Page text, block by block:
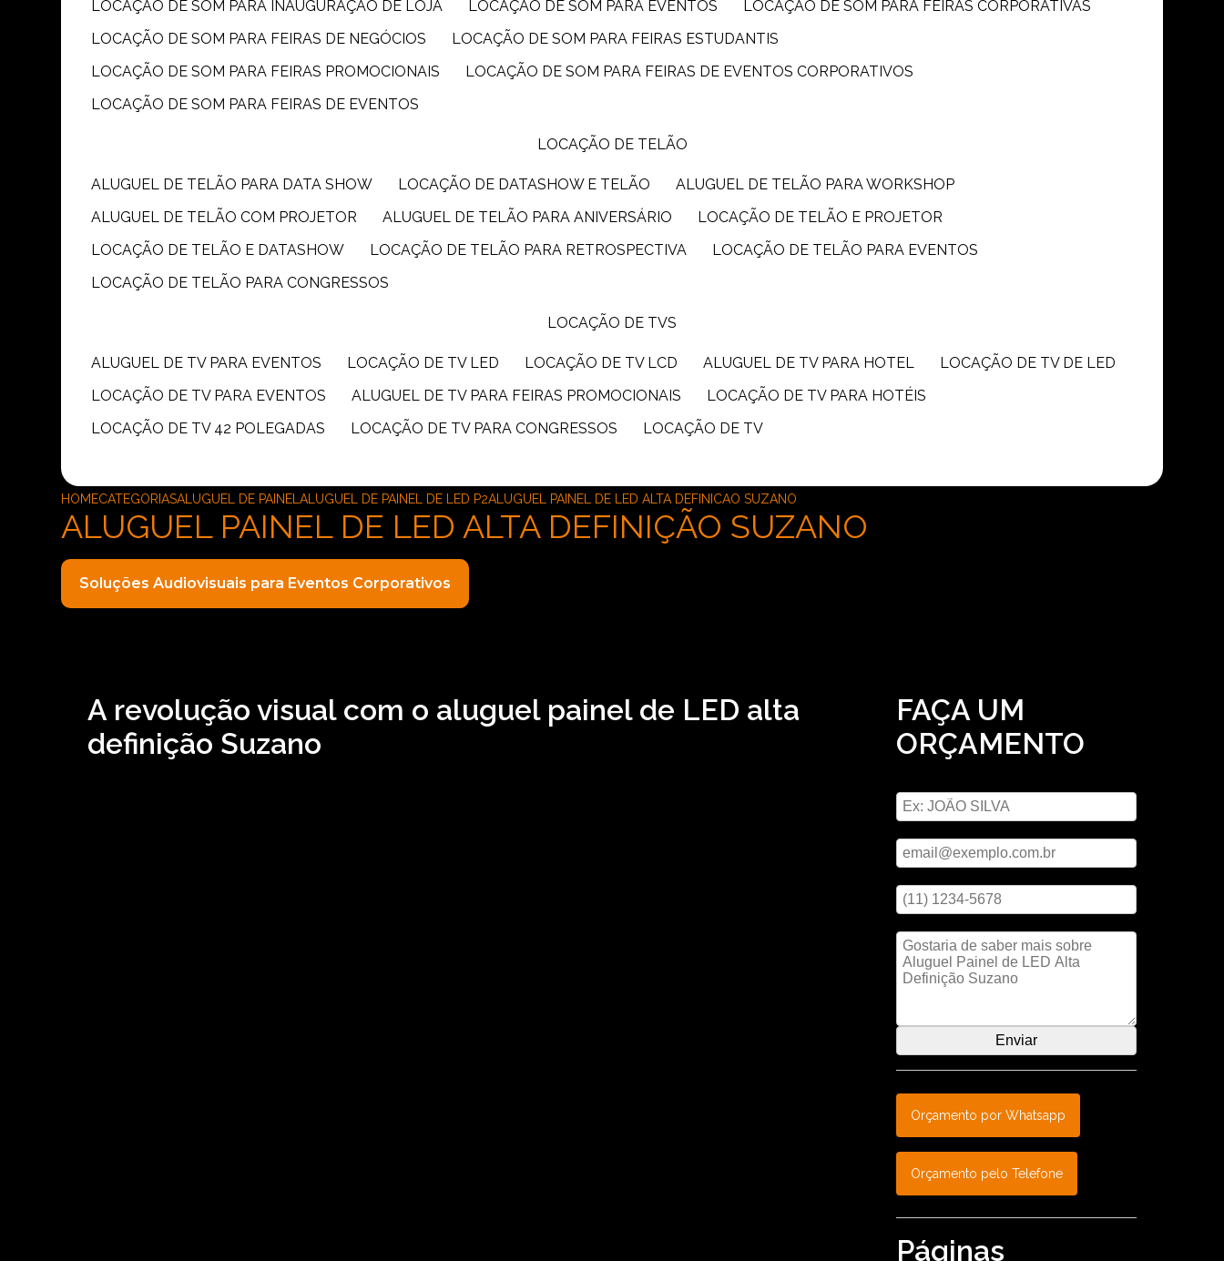
LOCAÇÃO DE SOM PARA INAUGURAÇÃO DE LOJA
LOCAÇÃO DE SOM PARA EVENTOS
LOCAÇÃO DE SOM PARA FEIRAS CORPORATIVAS
LOCAÇÃO DE SOM PARA FEIRAS DE NEGÓCIOS
LOCAÇÃO DE SOM PARA FEIRAS ESTUDANTIS
LOCAÇÃO DE SOM PARA FEIRAS PROMOCIONAIS
LOCAÇÃO DE SOM PARA FEIRAS DE EVENTOS CORPORATIVOS
LOCAÇÃO DE SOM PARA FEIRAS DE EVENTOS
LOCAÇÃO DE TELÃO
ALUGUEL DE TELÃO PARA DATA SHOW LOCAÇÃO DE DATASHOW E TELÃO
ALUGUEL DE TELÃO PARA WORKSHOP
ALUGUEL DE TELÃO COM PROJETOR
ALUGUEL DE TELÃO PARA ANIVERSÁRIO
LOCAÇÃO DE TELÃO E PROJETOR
LOCAÇÃO DE TELÃO E DATASHOW
LOCAÇÃO DE TELÃO PARA RETROSPECTIVA
LOCAÇÃO DE TELÃO PARA EVENTOS
LOCAÇÃO DE TELÃO PARA CONGRESSOS
LOCAÇÃO DE TVS
ALUGUEL DE TV PARA EVENTOS LOCAÇÃO DE TV LED LOCAÇÃO DE TV LCD ALUGUEL DE TV PARA HOTEL
LOCAÇÃO DE TV DE LED
LOCAÇÃO DE TV PARA EVENTOS
ALUGUEL DE TV PARA FEIRAS PROMOCIONAIS
LOCAÇÃO DE TV PARA HOTÉIS
LOCAÇÃO DE TV 42 POLEGADAS
LOCAÇÃO DE TV PARA CONGRESSOS LOCAÇÃO DE TV
HOMECATEGORIASALUGUEL DE PAINELALUGUEL DE PAINEL DE LED P2ALUGUEL PAINEL DE LED ALTA DEFINICAO SUZANO
ALUGUEL PAINEL DE LED ALTA DEFINIÇÃO SUZANO
Soluções Audiovisuais para Eventos Corporativos
A revolução visual com o aluguel painel de LED alta
definição Suzano
FAÇA UM
ORÇAMENTO
Orçamento por Whatsapp
Orçamento pelo Telefone
Páginas